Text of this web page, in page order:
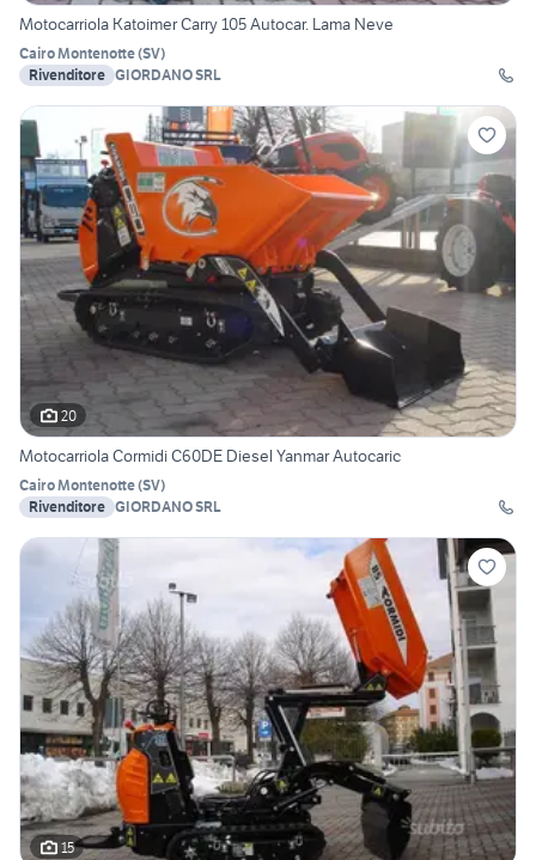
Motocarriola Katoimer Carry 105 Autocar. Lama Neve
Cairo Montenotte(SV)
Rivenditore GIORDANO SRL
20
Motocarriola Cormidi C60DE Diesel Yanmar Autocaric
Cairo Montenotte(SV)
Rivenditore GIORDANO SRL
15